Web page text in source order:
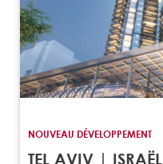
NOUVEAU DÉVELOPPEMENT
TEL AVIV | ISRAËL